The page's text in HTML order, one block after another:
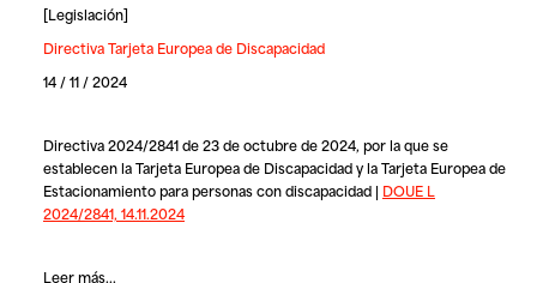
[Legislación]
Directiva Tarjeta Europea de Discapacidad
14 / 11 / 2024
Directiva 2024/2841 de 23 de octubre de 2024, por la que se
establecen la Tarjeta Europea de Discapacidad y la Tarjeta Europea de
Estacionamiento para personas con discapacidad | DOUE L
2024/2841, 14.11.2024
Leer más...